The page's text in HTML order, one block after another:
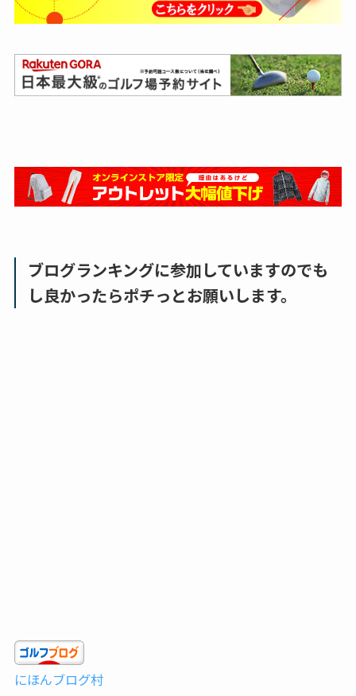
ブログランキングに参加していますのでも
し良かったらポチっとお願いします。
にほんブログ村